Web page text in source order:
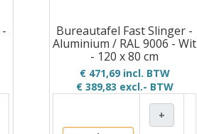
Bureautafel Fast Slinger -
Aluminium / RAL 9006 - Wit
- 120 x 80 cm
€ 471,69 incl. BTW
€ 389,83 excl.- BTW
+